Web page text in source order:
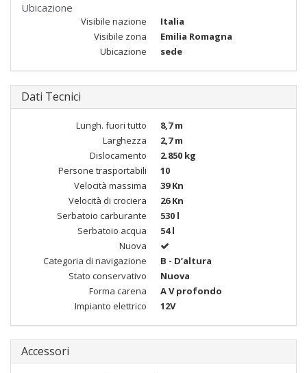
Ubicazione
Visibile nazione
Italia
Visibile zona
Emilia Romagna
Ubicazione
sede
Dati Tecnici
Lungh. fuori tutto
8,7 m
Larghezza
2,7 m
Dislocamento
2.850 kg
Persone trasportabili
10
Velocità massima
39 Kn
Velocità di crociera
26 Kn
Serbatoio carburante
530 l
Serbatoio acqua
54 l
Nuova
Categoria di navigazione
B - D’altura
Stato conservativo
Nuova
Forma carena
A V profondo
Impianto elettrico
12V
Accessori